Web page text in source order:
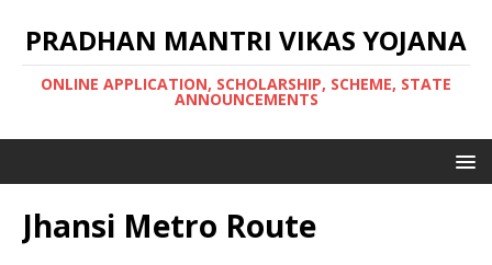
PRADHAN MANTRI VIKAS YOJANA
ONLINE APPLICATION, SCHOLARSHIP, SCHEME, STATE
ANNOUNCEMENTS
Jhansi Metro Route